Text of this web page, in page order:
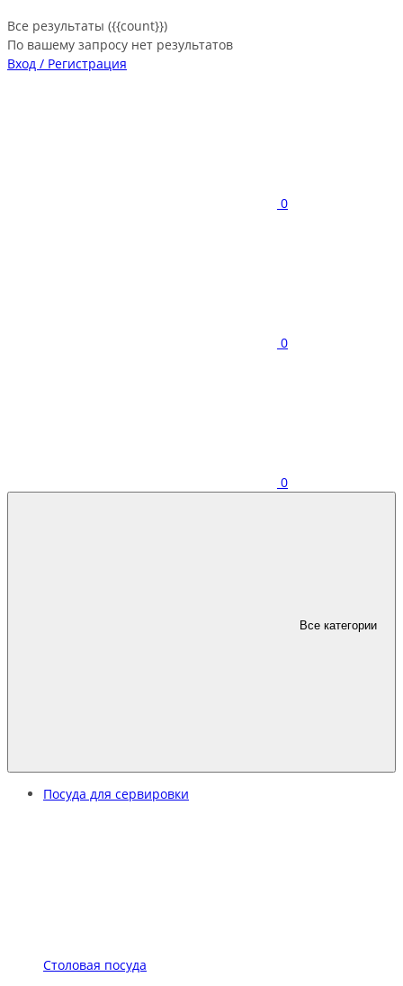
Все результаты ({{count}})
По вашему запросу нет результатов
Вход / Регистрация
0
0
0
Все категории
Посуда для сервировки
Столовая посуда